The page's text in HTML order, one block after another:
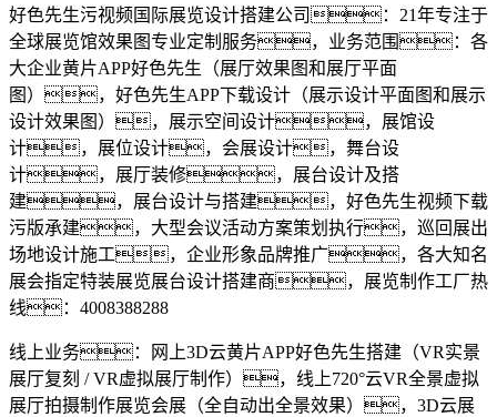
好色先生污视频国际展览设计搭建公司：21年专注于
全球展览馆效果图专业定制服务，业务范围：各
大企业黄片APP好色先生（展厅效果图和展厅平面
图），好色先生APP下载设计（展示设计平面图和展示
设计效果图），展示空间设计，展馆设
计，展位设计，会展设计，舞台设
计，展厅装修，展台设计及搭
建，展台设计与搭建，好色先生视频下载
污版承建，大型会议活动方案策划执行，巡回展出
场地设计施工，企业形象品牌推广，各大知名
展会指定特装展览展台设计搭建商，展览制作工厂热
线：4008388288
线上业务：网上3D云黄片APP好色先生搭建（VR实景
展厅复刻 / VR虚拟展厅制作），线上720°云VR全景虚拟
展厅拍摄制作展览会展（全自动出全景效果），3D云展